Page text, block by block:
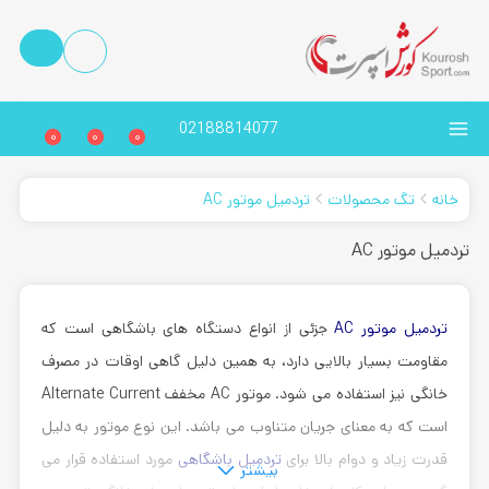
02188814077
0
0
0
خانه تگ محصولات تردمیل موتور AC
تردمیل موتور AC
تردمیل موتور AC
جزئی از انواع دستگاه های باشگاهی است که
مقاومت بسیار بالایی دارد، به همین دلیل گاهی اوقات در مصرف
خانگی نیز استفاده می شود. موتور AC مخفف Alternate Current
است که به معنای جریان متناوب می باشد. این نوع موتور به دلیل
قدرت زیاد و دوام بالا برای تردمیل باشگاهی مورد استفاده قرار می
بیشتر